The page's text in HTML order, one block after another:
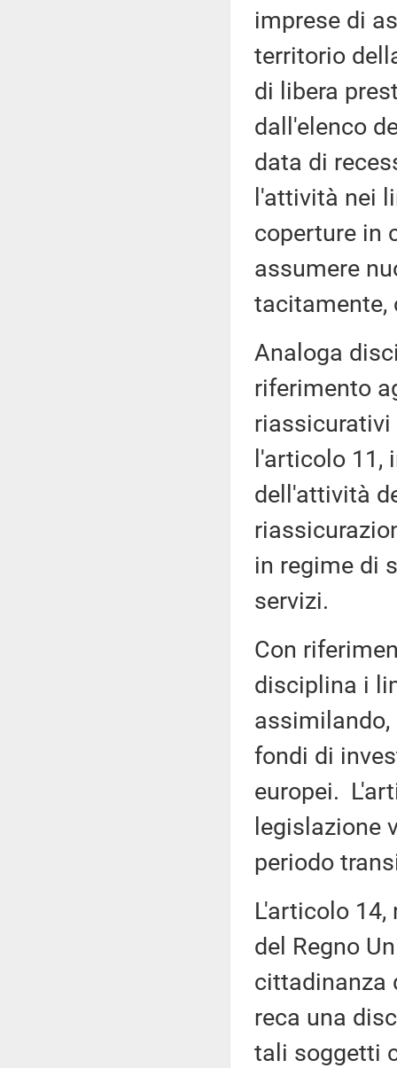
imprese di
territorio
di libera
dall'elenco
data di
l'attività nei
coperture in
assumere
tacitamente,
Analoga
riferimento
riassicurativi
l'articolo 11,
dell'attività
in regime di
servizi.
Con
disciplina i
fondi di
europei.
legislazione
periodo
L'articolo
del Regno
cittadinanza
reca una
tali soggetti